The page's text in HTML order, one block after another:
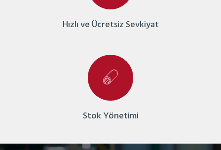
Hızlı ve Ücretsiz Sevkiyat
Stok Yönetimi